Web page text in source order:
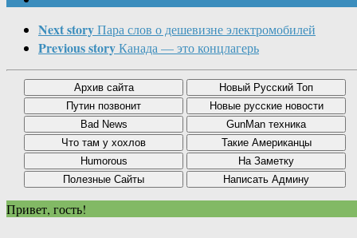
Next storyПара слов о дешевизне электромобилей
Previous storyКанада — это концлагерь
Привет, гость!